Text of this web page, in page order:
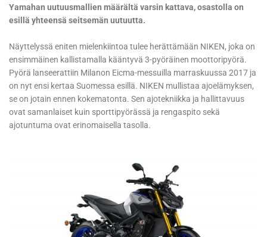
Yamahan uutuusmallien määrältä varsin kattava, osastolla on
esillä yhteensä seitsemän uutuutta.
Näyttelyssä eniten mielenkiintoa tulee herättämään NIKEN, joka on
ensimmäinen kallistamalla kääntyvä 3-pyöräinen moottoripyörä.
Pyörä lanseerattiin Milanon Eicma-messuilla marraskuussa 2017 ja
on nyt ensi kertaa Suomessa esillä. NIKEN mullistaa ajoelämyksen,
se on jotain ennen kokematonta. Sen ajotekniikka ja hallittavuus
ovat samanlaiset kuin sporttipyörässä ja rengaspito sekä
ajotuntuma ovat erinomaisella tasolla.